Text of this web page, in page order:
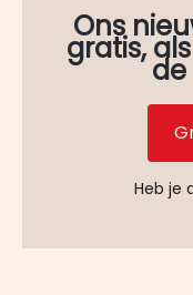
Ons
gratis,
Heb je